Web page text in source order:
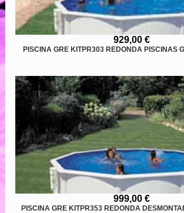
929,00 €
PISCINA GRE KITPR303 REDONDA PISCINAS
999,00 €
PISCINA GRE KITPR353 REDONDA